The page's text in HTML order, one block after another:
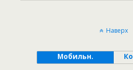
Наверх
Мобильн.